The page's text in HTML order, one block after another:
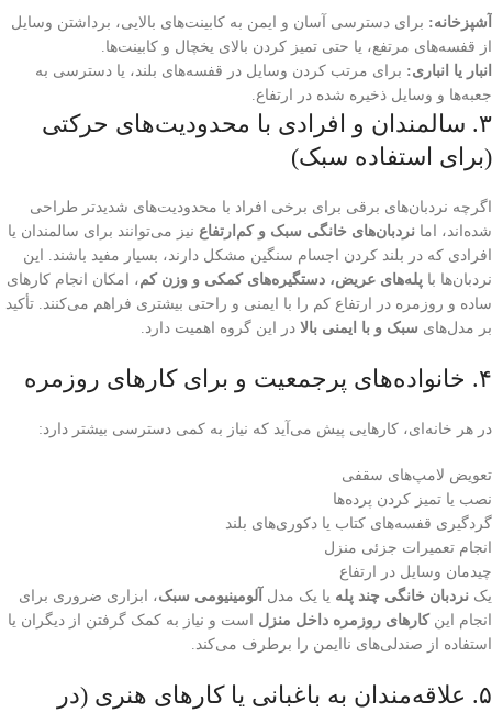
آشپزخانه: برای دسترسی آسان و ایمن به کابینت‌های بالایی، برداشتن وسایل
از قفسه‌های مرتفع، یا حتی تمیز کردن بالای یخچال و کابینت‌ها.
انبار یا انباری: برای مرتب کردن وسایل در قفسه‌های بلند، یا دسترسی به
جعبه‌ها و وسایل ذخیره شده در ارتفاع.
۳. سالمندان و افرادی با محدودیت‌های حرکتی
(برای استفاده سبک)
اگرچه نردبان‌های برقی برای برخی افراد با محدودیت‌های شدیدتر طراحی
شده‌اند، اما نردبان‌های خانگی سبک و کم‌ارتفاع نیز می‌توانند برای سالمندان یا
افرادی که در بلند کردن اجسام سنگین مشکل دارند، بسیار مفید باشند. این
نردبان‌ها با پله‌های عریض، دستگیره‌های کمکی و وزن کم، امکان انجام کارهای
ساده و روزمره در ارتفاع کم را با ایمنی و راحتی بیشتری فراهم می‌کنند. تأکید
بر مدل‌های سبک و با ایمنی بالا در این گروه اهمیت دارد.
۴. خانواده‌های پرجمعیت و برای کارهای روزمره
در هر خانه‌ای، کارهایی پیش می‌آید که نیاز به کمی دسترسی بیشتر دارد:
تعویض لامپ‌های سقفی
نصب یا تمیز کردن پرده‌ها
گردگیری قفسه‌های کتاب یا دکوری‌های بلند
انجام تعمیرات جزئی منزل
چیدمان وسایل در ارتفاع
یک نردبان خانگی چند پله یا یک مدل آلومینیومی سبک، ابزاری ضروری برای
انجام این کارهای روزمره داخل منزل است و نیاز به کمک گرفتن از دیگران یا
استفاده از صندلی‌های ناایمن را برطرف می‌کند.
۵. علاقه‌مندان به باغبانی یا کارهای هنری (در